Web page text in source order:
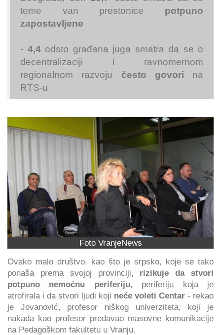
teme van prestonice potpuno
zapostavljene
- 4,4odsto građana juga smatra da se o
decentralizaciji i ravnomernom
regionalnom razvoju često govori na
RTS-u
Foto VranjeNews
Ovako malo društvo, kao što je srpsko, koje se tako
ponaša prema svojoj provinciji, rizikuje da stvori
potpuno nemoćnu periferiju, periferiju koja je
atrofirala i da stvori ljudi koji neće voleti Centar - rekao
je Jovanović, profesor niškog univerziteta, koji je
nakada kao profesor predavao masovne komunikacije
na Pedagoškom fakultetu u Vranju.